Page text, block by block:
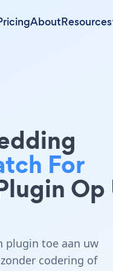
AboutResources
For
Op
plugin toe aan uw
codering of